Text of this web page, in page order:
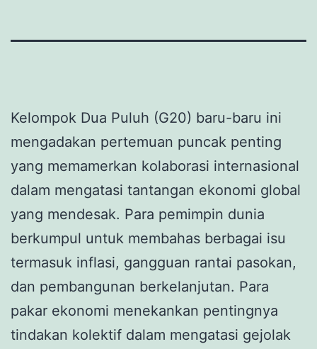
Kelompok Dua Puluh (G20) baru-baru ini
mengadakan pertemuan puncak penting
yang memamerkan kolaborasi internasional
dalam mengatasi tantangan ekonomi global
yang mendesak. Para pemimpin dunia
berkumpul untuk membahas berbagai isu
termasuk inflasi, gangguan rantai pasokan,
dan pembangunan berkelanjutan. Para
pakar ekonomi menekankan pentingnya
tindakan kolektif dalam mengatasi gejolak